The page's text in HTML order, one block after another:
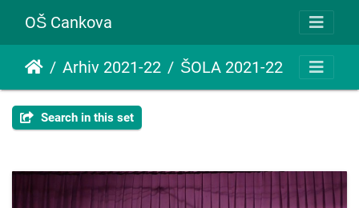
OŠ Cankova
Arhiv 2021-22 ŠOLA 2021-22
Search in this set